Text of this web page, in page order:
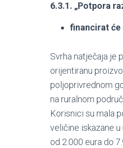
6.3.1. „Potpora
financirat će
Svrha natječaja je
orijentiranu
poljoprivrednom
na ruralnom
Korisnici su mala
veličine iskazane
od 2.000 eura do